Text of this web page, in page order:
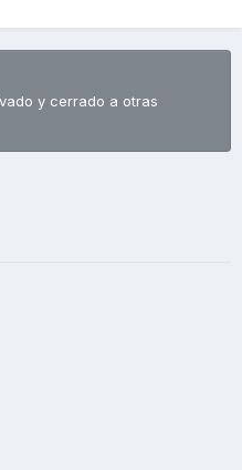
y cerrado a otras